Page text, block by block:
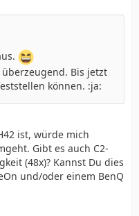
Bis jetzt
können. :ja:
ist, würde mich
Gibt es auch C2-
(48x)? Kannst Du dies
und/oder einem BenQ